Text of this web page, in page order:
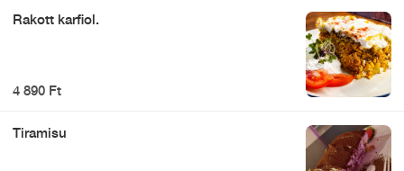
Rakott karfiol.
4 890 Ft
Tiramisu